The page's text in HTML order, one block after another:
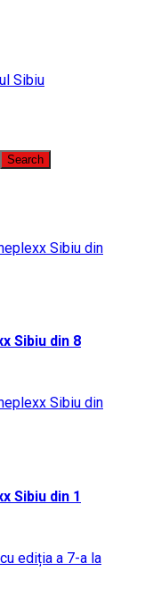
Sibiu
Sibiu din 8
Sibiu din 1